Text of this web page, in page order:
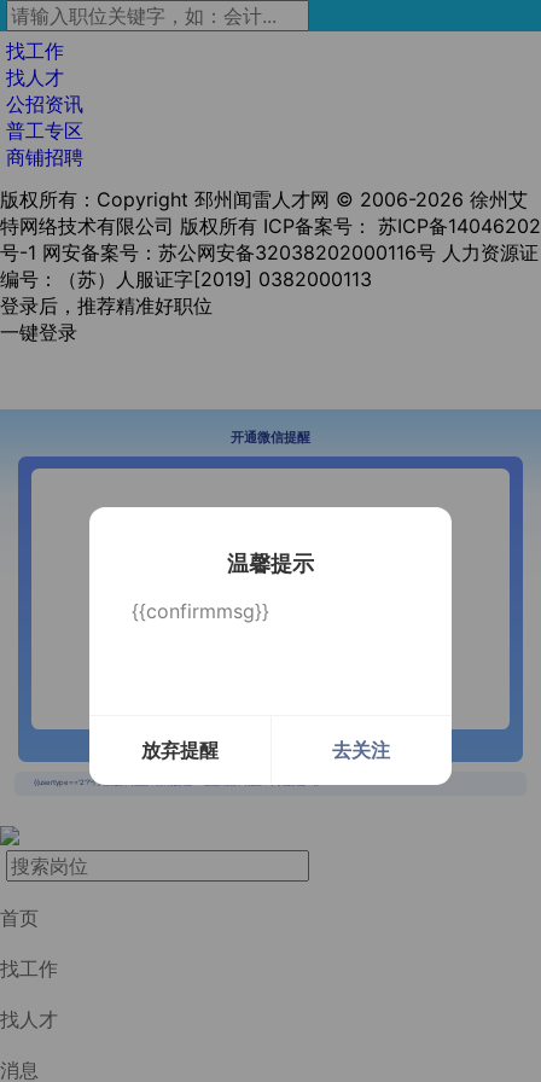
找工作
找人才
公招资讯
普工专区
商铺招聘
版权所有：Copyright 邳州闻雷人才网 © 2006-2026 徐州艾
特网络技术有限公司 版权所有 ICP备案号： 苏ICP备14046202
号-1 网安备案号：苏公网安备32038202000116号 人力资源证
编号：（苏）人服证字[2019] 0382000113
登录后，推荐精准好职位
一键登录
开通微信提醒
{{usertype=='2'?'个人投递实时提醒，招聘更快捷！':'企业回复实时提醒，求职更快捷！'}}
温馨提示
{{confirmmsg}}
放弃提醒 去关注
首页
找工作
找人才
消息